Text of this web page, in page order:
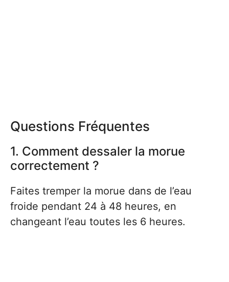
Questions Fréquentes
1. Comment dessaler la morue
correctement ?
Faites tremper la morue dans de l’eau
froide pendant 24 à 48 heures, en
changeant l’eau toutes les 6 heures.